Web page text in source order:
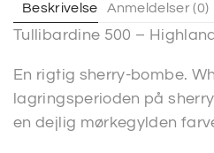
Beskrivelse Anmeldelser (0)
Tullibardine 500 –
En rigtig sherry-bombe.
lagringsperioden på
en dejlig mørkegylden